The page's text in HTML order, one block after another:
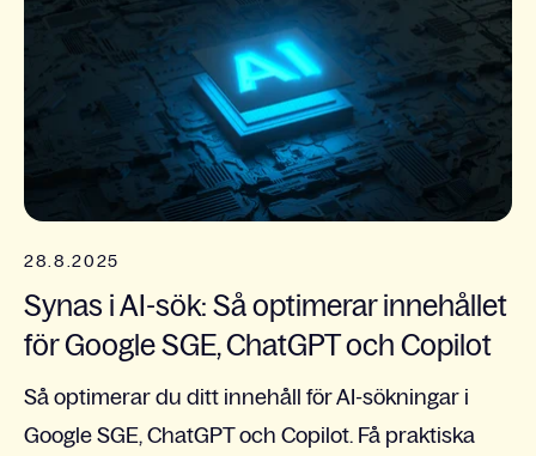
28.8.2025
Synas i AI-sök: Så optimerar innehållet
för Google SGE, ChatGPT och Copilot
Så optimerar du ditt innehåll för AI-sökningar i
Google SGE, ChatGPT och Copilot. Få praktiska